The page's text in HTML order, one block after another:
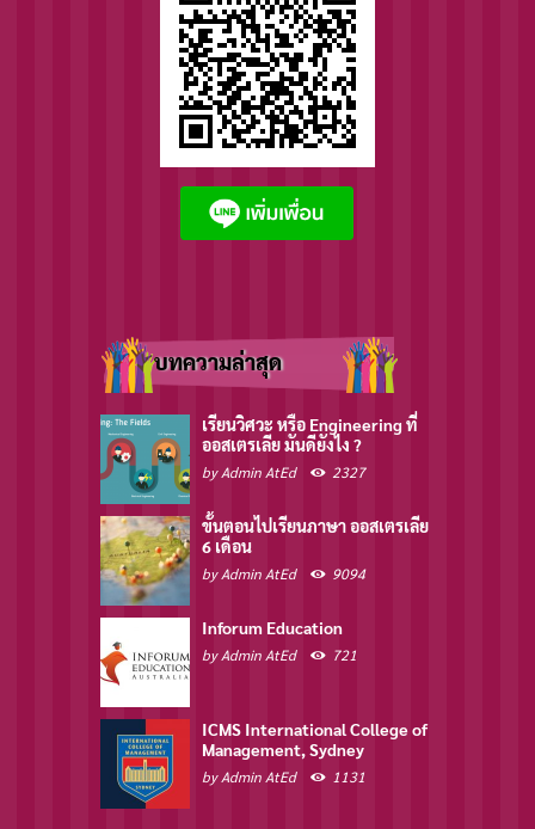
บทความล่าสุด
เรียนวิศวะ หรือ Engineering ที่
ออสเตรเลีย มันดียังไง ?
byAdmin AtEd 2327
ขั้นตอนไปเรียนภาษา ออสเตรเลีย
6 เดือน
byAdmin AtEd 9094
Inforum Education
byAdmin AtEd 721
ICMS International College of
Management, Sydney
byAdmin AtEd 1131